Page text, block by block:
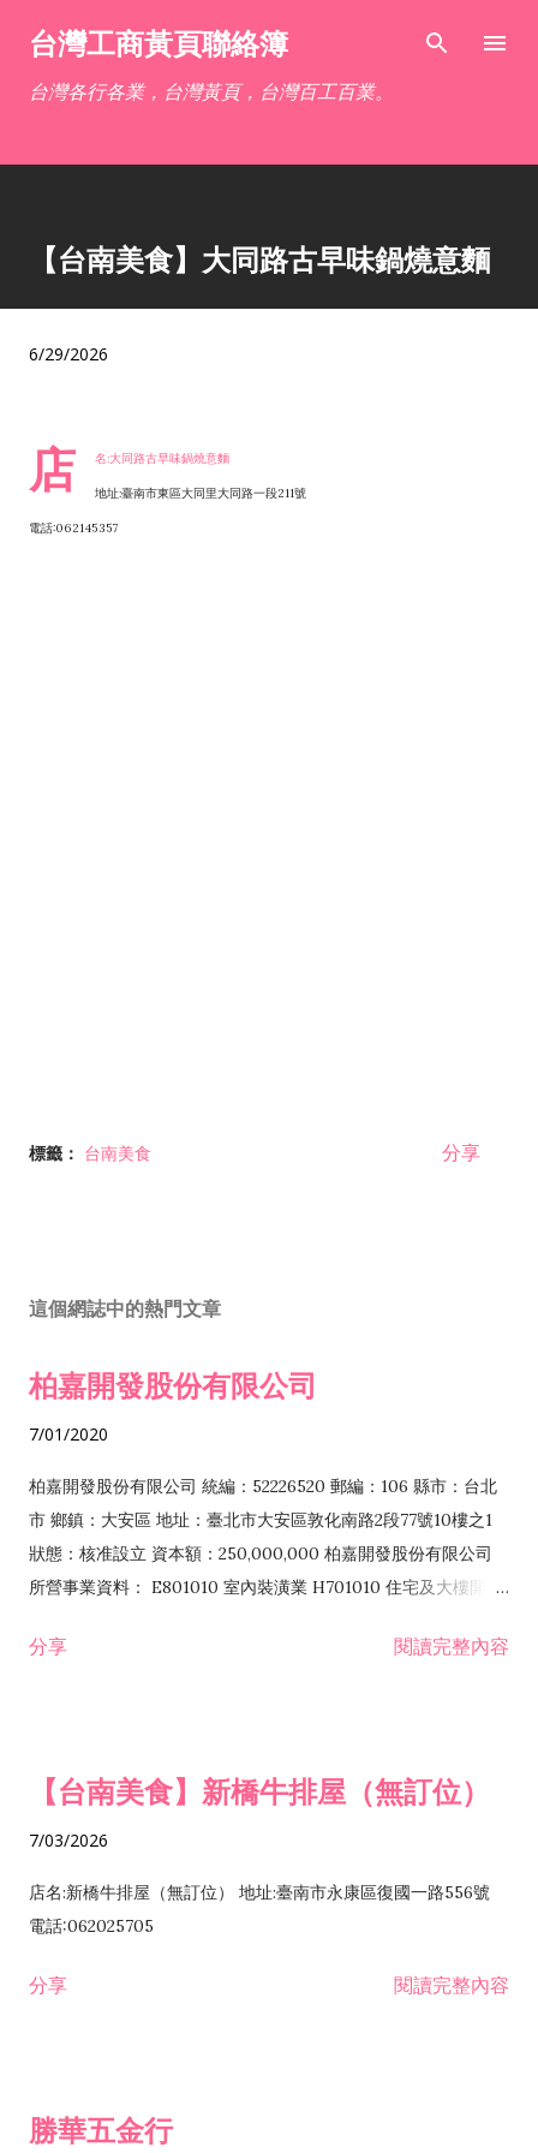
跳到主要內容
台灣工商黃頁聯絡簿
台灣各行各業，台灣黃頁，台灣百工百業。
【台南美食】大同路古早味鍋燒意麵
6/29/2026
店 名:大同路古早味鍋燒意麵
地址:臺南市東區大同里大同路一段211號
電話:062145357
標籤： 台南美食 分享
這個網誌中的熱門文章
柏嘉開發股份有限公司
7/01/2020
柏嘉開發股份有限公司 統編：52226520 郵編：106 縣市：台北
市 鄉鎮：大安區 地址：臺北市大安區敦化南路2段77號10樓之1
狀態：核准設立 資本額：250,000,000 柏嘉開發股份有限公司
所營事業資料： E801010 室內裝潢業 H701010 住宅及大樓開發
發業 H703090 不動產買賣業 H703100 不動產租賃業 I503010
分享 閱讀完整內容
【台南美食】新橋牛排屋（無訂位）
7/03/2026
店名:新橋牛排屋（無訂位） 地址:臺南市永康區復國一路556號
電話:062025705
分享 閱讀完整內容
勝華五金行